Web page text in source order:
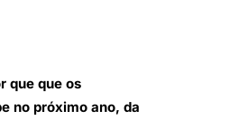
que que os
no próximo ano, da